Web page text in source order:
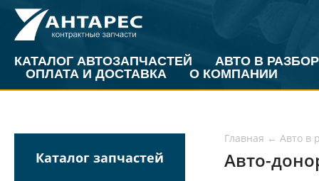
КАТАЛОГ АВТОЗАПЧАСТЕЙ
АВТО В РАЗБОР
ОПЛАТА И ДОСТАВКА
О КОМПАНИИ
Каталог запчастей
Главная ← Авто в
Авто-